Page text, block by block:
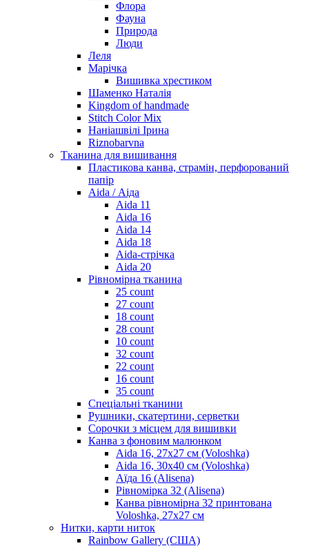
Флора
Фауна
Природа
Люди
Леля
Марічка
Вишивка хрестиком
Шаменко Наталія
Kingdom of handmade
Stitch Color Mix
Наніашвілі Ірина
Riznobarvna
Тканина для вишивання
Пластикова канва, страмін, перфорований
папір
Aida / Аіда
Aida 11
Aida 16
Aida 14
Aida 18
Aida-стрічка
Aida 20
Рівномірна тканина
25 count
27 count
18 count
28 count
10 count
32 count
22 count
16 count
35 count
Спеціальні тканини
Рушники, скатертини, серветки
Сорочки з місцем для вишивки
Канва з фоновим малюнком
Aida 16, 27х27 см (Voloshka)
Aida 16, 30х40 см (Voloshka)
Аїда 16 (Alisena)
Рівномірка 32 (Alisena)
Канва рівномірна 32 принтована
Voloshka, 27х27 см
Нитки, карти ниток
Rainbow Gallery (США)